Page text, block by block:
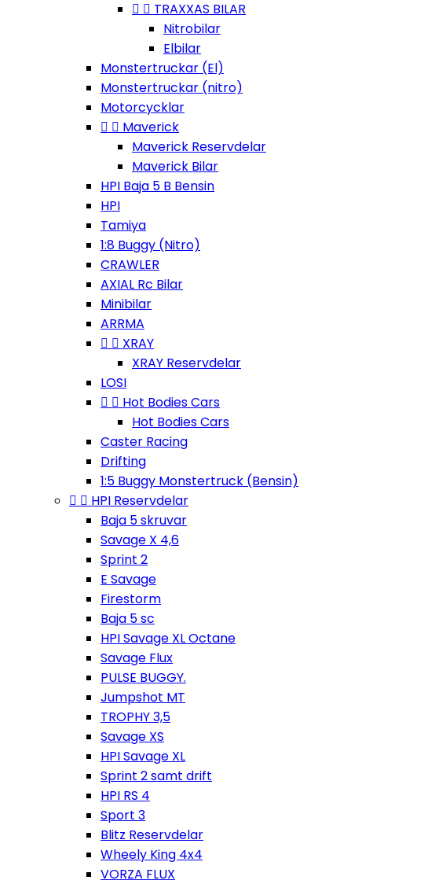
  TRAXXAS BILAR
Nitrobilar
Elbilar
Monstertruckar (El)
Monstertruckar (nitro)
Motorcycklar
  Maverick
Maverick Reservdelar
Maverick Bilar
HPI Baja 5 B Bensin
HPI
Tamiya
1:8 Buggy (Nitro)
CRAWLER
AXIAL Rc Bilar
Minibilar
ARRMA
  XRAY
XRAY Reservdelar
LOSI
  Hot Bodies Cars
Hot Bodies Cars
Caster Racing
Drifting
1:5 Buggy Monstertruck (Bensin)
  HPI Reservdelar
Baja 5 skruvar
Savage X 4,6
Sprint 2
E Savage
Firestorm
Baja 5 sc
HPI Savage XL Octane
Savage Flux
PULSE BUGGY.
Jumpshot MT
TROPHY 3,5
Savage XS
HPI Savage XL
Sprint 2 samt drift
HPI RS 4
Sport 3
Blitz Reservdelar
Wheely King 4x4
VORZA FLUX